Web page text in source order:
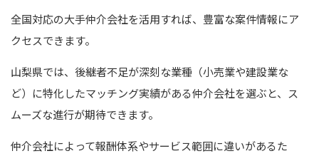
全国対応の大手仲介会社を活用すれば、豊富な案件情報にア
クセスできます。
山梨県では、後継者不足が深刻な業種（小売業や建設業な
ど）に特化したマッチング実績がある仲介会社を選ぶと、ス
ムーズな進行が期待できます。
仲介会社によって報酬体系やサービス範囲に違いがあるた